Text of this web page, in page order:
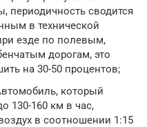
периодичность сводится
в технической
езде по полевым,
дорогам, это
на 30-50 процентов;
который
130-160 км в час,
в соотношении 1:15